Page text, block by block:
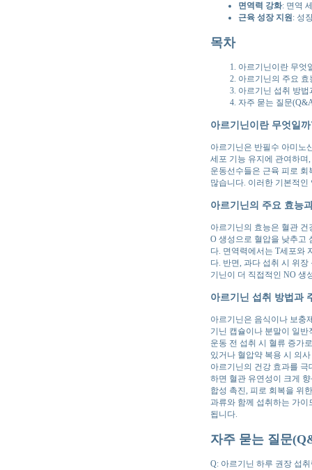
면역력 강화: 면역
근육 성장 지원: 성
목차
아르기닌이란 무엇
아르기닌의 주요
아르기닌 섭취 방법
자주 묻는 질문
아르기닌이란 무엇일까
아르기닌은 반필수 아미노
세포 기능 유지에 관여하
운동선수들은 근육 피로
많습니다. 이러한 기본적
아르기닌의 주요 효능
아르기닌의 효능은 혈관
O 생성으로 혈압을 낮추고
다. 면역력에서는 T세포와
다. 반면, 과다 섭취 시 위
기닌이 더 직접적인 NO 생
아르기닌 섭취 방법과
아르기닌은 음식이나 보충
기닌 캡슐이나 분말이 일
운동 전 섭취 시 혈류 증가
있거나 혈압약 복용 시 의
아르기닌의 건강 효과를
하면 혈관 유연성이 크게
합성 촉진, 피로 회복을 위
과류와 함께 섭취하는 가
됩니다.
자주 묻는 질문
Q: 아르기닌 하루 권장 섭